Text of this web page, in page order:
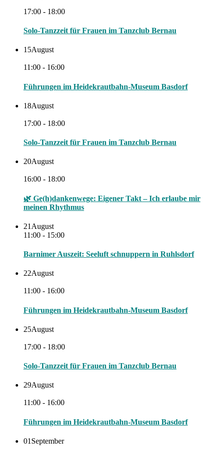
17:00 - 18:00
Solo-Tanzzeit für Frauen im Tanzclub Bernau
15August
11:00 - 16:00
Führungen im Heidekrautbahn-Museum Basdorf
18August
17:00 - 18:00
Solo-Tanzzeit für Frauen im Tanzclub Bernau
20August
16:00 - 18:00
🌿 Ge(h)dankenwege: Eigener Takt – Ich erlaube mir
meinen Rhythmus
21 August
11:00 - 15:00
Barnimer Auszeit: Seeluft schnuppern in Ruhlsdorf
22August
11:00 - 16:00
Führungen im Heidekrautbahn-Museum Basdorf
25August
17:00 - 18:00
Solo-Tanzzeit für Frauen im Tanzclub Bernau
29August
11:00 - 16:00
Führungen im Heidekrautbahn-Museum Basdorf
01 September